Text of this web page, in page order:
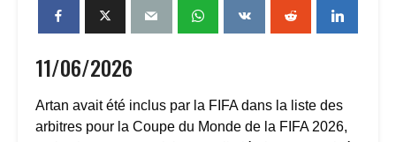
11/06/2026
Artan avait été inclus par la FIFA dans la liste des
arbitres pour la Coupe du Monde de la FIFA 2026,